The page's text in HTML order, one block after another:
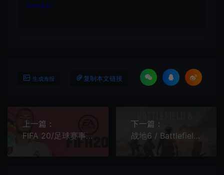
无任何盈利。
生成海报 复制本文链接
上一篇：
FIFA 20/足球赛事体育运动游戏 FIFA 20 下载
下一篇：
战地6 / Battlefield 6 第一人称射击游戏